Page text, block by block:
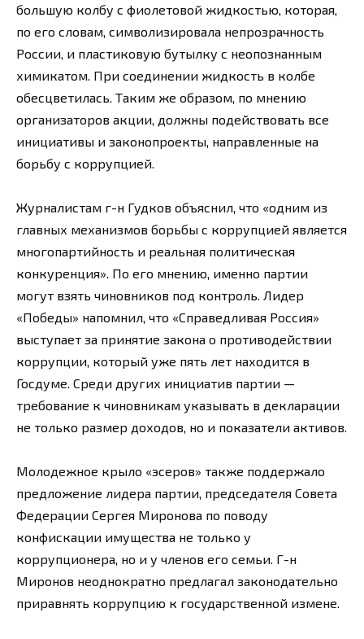
большую колбу с фиолетовой жидкостью, которая,
по его словам, символизировала непрозрачность
России, и пластиковую бутылку с неопознанным
химикатом. При соединении жидкость в колбе
обесцветилась. Таким же образом, по мнению
организаторов акции, должны подействовать все
инициативы и законопроекты, направленные на
борьбу с коррупцией.
Журналистам г-н Гудков объяснил, что «одним из
главных механизмов борьбы с коррупцией является
многопартийность и реальная политическая
конкуренция». По его мнению, именно партии
могут взять чиновников под контроль. Лидер
«Победы» напомнил, что «Справедливая Россия»
выступает за принятие закона о противодействии
коррупции, который уже пять лет находится в
Госдуме. Среди других инициатив партии —
требование к чиновникам указывать в декларации
не только размер доходов, но и показатели активов.
Молодежное крыло «эсеров» также поддержало
предложение лидера партии, председателя Совета
Федерации Сергея Миронова по поводу
конфискации имущества не только у
коррупционера, но и у членов его семьи. Г-н
Миронов неоднократно предлагал законодательно
приравнять коррупцию к государственной измене.